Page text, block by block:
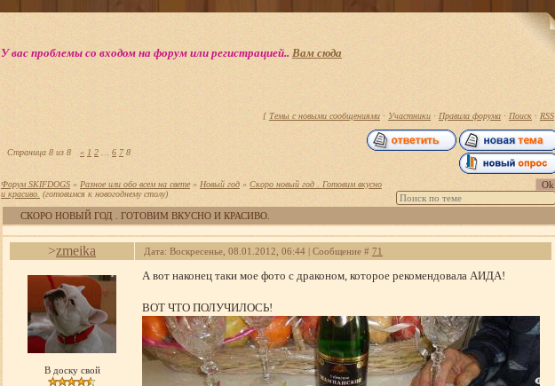
У вас проблемы со входом на форум или регистрацией.. Вам сюда
[ Темы с новыми сообщениями · Участники · Правила форума · Поиск · RSS
Страница 8 из 8 « 1 2 6 7 8
Форум SKIFDOGS » Разное или обо всем на свете » Новый год » Скоро новый год . Готовим вкусно
и красиво. (готовимся к новогоднему столу)
СКОРО НОВЫЙ ГОД . ГОТОВИМ ВКУСНО И КРАСИВО.
>zmeika Дата: Воскресенье, 08.01.2012, 06:44 | Сообщение # 71
В доску свой
А вот наконец таки мое фото с драконом, которое рекомендовала АИДА!
ВОТ ЧТО ПОЛУЧИЛОСЬ!